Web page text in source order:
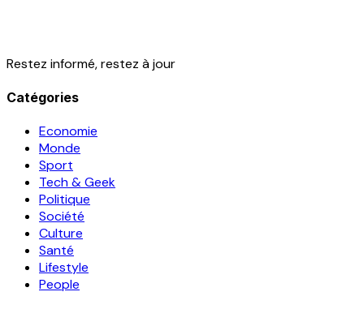
Restez informé, restez à jour
Catégories
Economie
Monde
Sport
Tech & Geek
Politique
Société
Culture
Santé
Lifestyle
People